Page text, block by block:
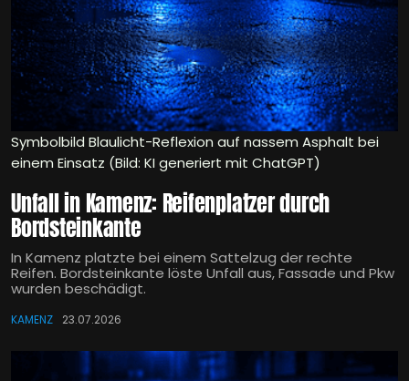
Symbolbild Blaulicht-Reflexion auf nassem Asphalt bei
einem Einsatz (Bild: KI generiert mit ChatGPT)
Unfall in Kamenz: Reifenplatzer durch
Bordsteinkante
In Kamenz platzte bei einem Sattelzug der rechte
Reifen. Bordsteinkante löste Unfall aus, Fassade und Pkw
wurden beschädigt.
KAMENZ 23.07.2026